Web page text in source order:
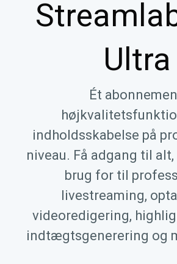
Ultra
Ét
indholdsskabelse på
niveau. Få adgang til
brug for til
livestreaming,
videoredigering,
indtægtsgenerering og